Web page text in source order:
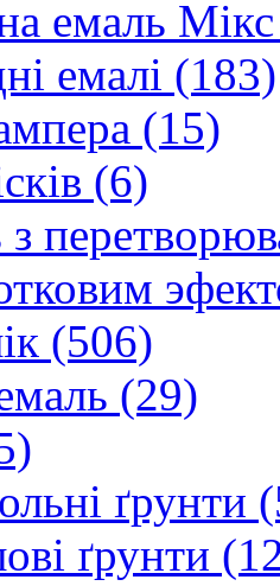
емаль
емалі (183)
(15)
(6)
(506)
(29)
ґрунти
ґрунти